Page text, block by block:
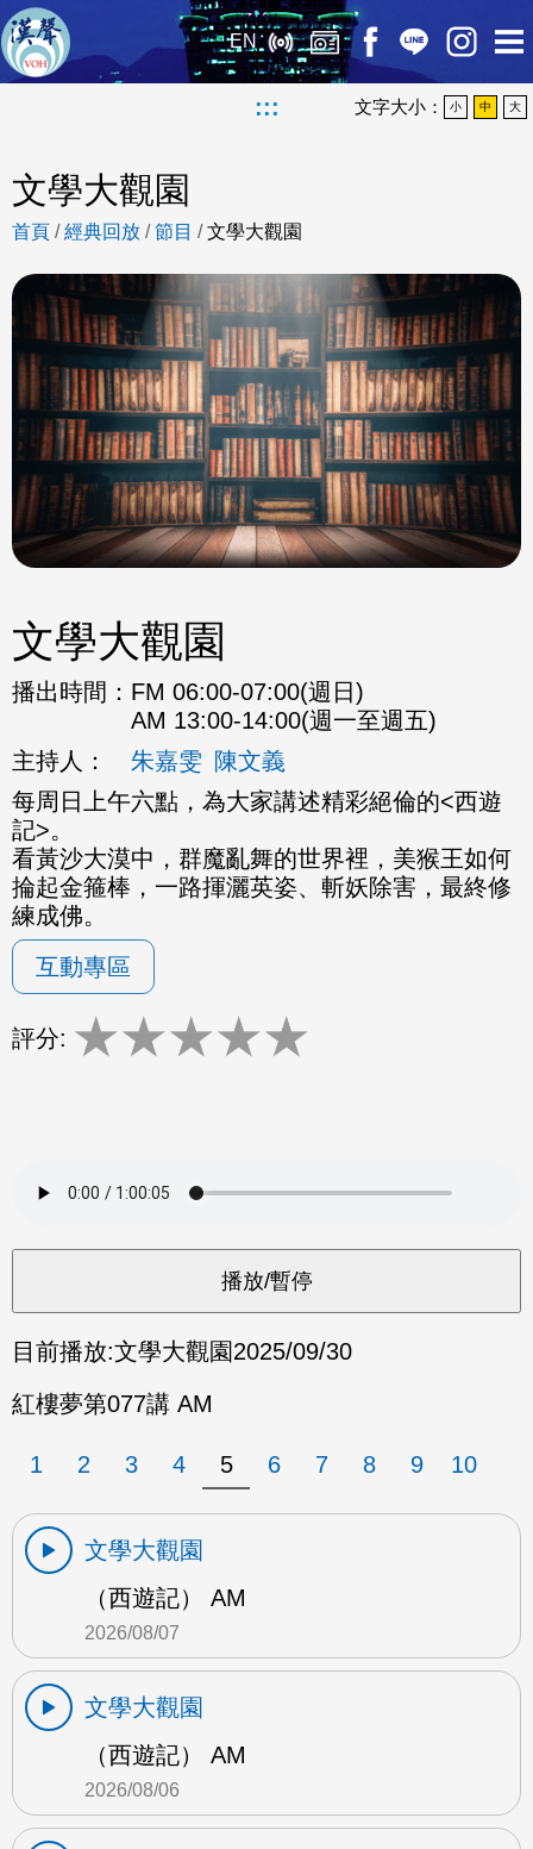
EN
::: 文字大小： 小 中 大
文學大觀園
首頁 /經典回放 /節目 /文學大觀園
文學大觀園
播出時間： FM 06:00-07:00(週日)
AM 13:00-14:00(週一至週五)
主持人：
朱嘉雯 陳文義
每周日上午六點，為大家講述精彩絕倫的<西遊
記>。
看黃沙大漠中，群魔亂舞的世界裡，美猴王如何
掄起金箍棒，一路揮灑英姿、斬妖除害，最終修
練成佛。
互動專區
評分: ★★★★★
目前播放:文學大觀園2025/09/30
紅樓夢第077講 AM
1 2 3 4 5 6 7 8 9 10
文學大觀園
（西遊記） AM
2026/08/07
文學大觀園
（西遊記） AM
2026/08/06